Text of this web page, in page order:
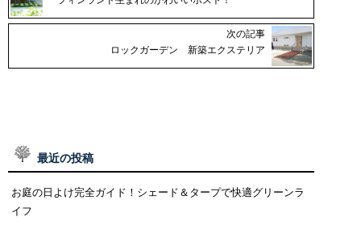
次の記事
ロックガーデン 新築エクステリア
最近の投稿
お庭の日よけ完全ガイド！シェード＆タープで快適グリーンラ
イフ